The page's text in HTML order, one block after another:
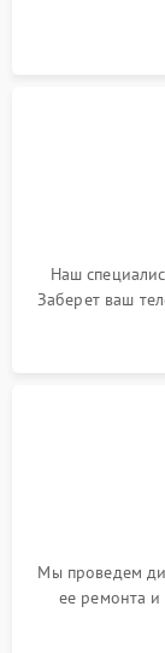
Наш
Заберет ваш
Мы проведем
ее ремонта